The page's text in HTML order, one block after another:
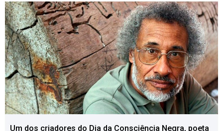
Um dos criadores do Dia da Consciência Negra, poeta